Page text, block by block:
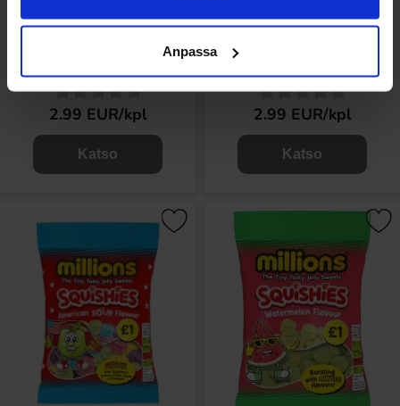
Anpassa
Millions Strawberry 110g
2.99 EUR/kpl
Katso
Millions Bubblegum 110g
2.99 EUR/kpl
Katso